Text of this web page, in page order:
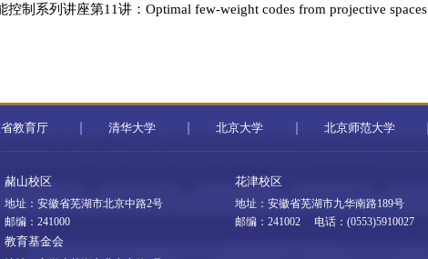
制系列讲座第11讲：Optimal few-weight codes from projective spaces
教育厅 清华大学 北京大学 北京师范大学
赭山校区
地址：安徽省芜湖市北京中路2号
邮编：241000
花津校区
地址：安徽省芜湖市九华南路189号
邮编：241002 电话：(0553)5910027
教育基金会